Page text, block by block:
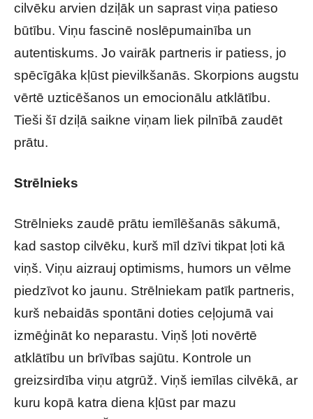
cilvēku arvien dziļāk un saprast viņa patieso
būtību. Viņu fascinē noslēpumainība un
autentiskums. Jo vairāk partneris ir patiess, jo
spēcīgāka kļūst pievilkšanās. Skorpions augstu
vērtē uzticēšanos un emocionālu atklātību.
Tieši šī dziļā saikne viņam liek pilnībā zaudēt
prātu.
Strēlnieks
Strēlnieks zaudē prātu iemīlēšanās sākumā,
kad sastop cilvēku, kurš mīl dzīvi tikpat ļoti kā
viņš. Viņu aizrauj optimisms, humors un vēlme
piedzīvot ko jaunu. Strēlniekam patīk partneris,
kurš nebaidās spontāni doties ceļojumā vai
izmēģināt ko neparastu. Viņš ļoti novērtē
atklātību un brīvības sajūtu. Kontrole un
greizsirdība viņu atgrūž. Viņš iemīlas cilvēkā, ar
kuru kopā katra diena kļūst par mazu